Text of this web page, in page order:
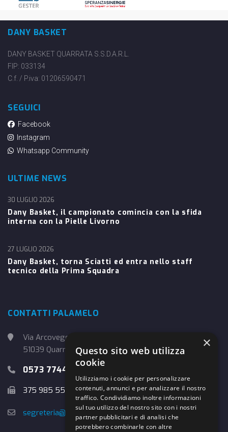
DANY BASKET
DANY BASKET QUARRATA S.S.D.A.R.L.
FIP: 033134
C.f. / P.iva: 01206590471
SEGUICI
Facebook
Instagram
Whatsapp Community
ULTIME NEWS
Dany Basket, il campionato comincia con la sfida
interna con la Pielle Livorno
30 LUGLIO 2026
Dany Basket, torna Sciatti ed entra nello staff
tecnico della Prima Squadra
27 LUGLIO 2026
CONTATTI PALAMELO
Via Arcoveggio, 4
51039 Quarrata (PT)
0573 774457
375 985 5526
segreteria@danybasket.it
×
Questo sito web utilizza
cookie
Utilizziamo i cookie per personalizzare
contenuti, annunci e per analizzare il nostro
traffico. Condividiamo inoltre informazioni
sul tuo utilizzo del nostro sito con i nostri
partner pubblicitari e di analisi che
potrebbero combinarle con altre